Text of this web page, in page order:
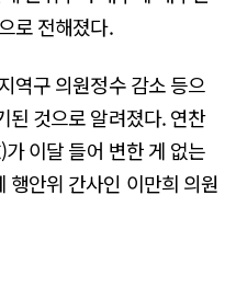
로 전해졌다.
역구 의원정수 감소 등으
된 것으로 알려졌다. 연찬
이달 들어 변한 게 없는
행안위 간사인 이만희 의원